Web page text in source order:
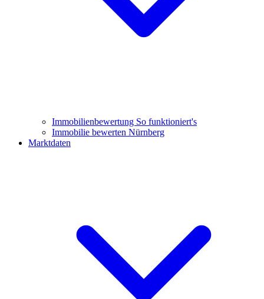
Immobilienbewertung So funktioniert's
Immobilie bewerten Nürnberg
Marktdaten